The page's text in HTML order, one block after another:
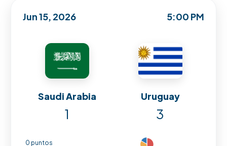
Jun 15, 2026 5:00 PM
Saudi Arabia Uruguay
1 3
0 puntos